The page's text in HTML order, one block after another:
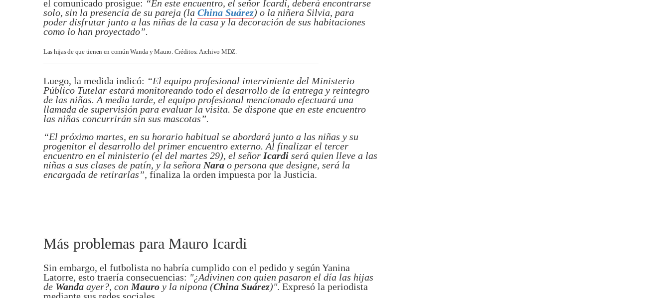
el comunicado prosigue: “En este encuentro, el señor Icardi, deberá encontrarse
solo, sin la presencia de su pareja (la China Suárez) o la niñera Silvia, para
poder disfrutar junto a las niñas de la casa y la decoración de sus habitaciones
como lo han proyectado”.
Las hijas de que tienen en común Wanda y Mauro. Créditos: Archivo MDZ.
Luego, la medida indicó: “El equipo profesional interviniente del Ministerio
Público Tutelar estará monitoreando todo el desarrollo de la entrega y reintegro
de las niñas. A media tarde, el equipo profesional mencionado efectuará una
llamada de supervisión para evaluar la visita. Se dispone que en este encuentro
las niñas concurrirán sin sus mascotas”.
“El próximo martes, en su horario habitual se abordará junto a las niñas y su
progenitor el desarrollo del primer encuentro externo. Al finalizar el tercer
encuentro en el ministerio (el del martes 29), el señor Icardi será quien lleve a las
niñas a sus clases de patín, y la señora Nara o persona que designe, será la
encargada de retirarlas”, finaliza la orden impuesta por la Justicia.
Más problemas para Mauro Icardi
Sin embargo, el futbolista no habría cumplido con el pedido y según Yanina
Latorre, esto traería consecuencias: "¿Adivinen con quien pasaron el día las hijas
de Wanda ayer?, con Mauro y la nipona (China Suárez)". Expresó la periodista